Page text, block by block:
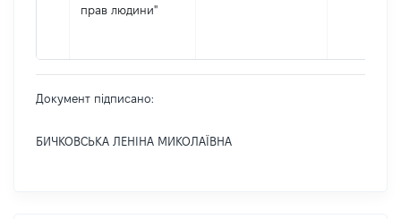
прав людини"
Документ підписано:
БИЧКОВСЬКА ЛЕНІНА МИКОЛАЇВНА